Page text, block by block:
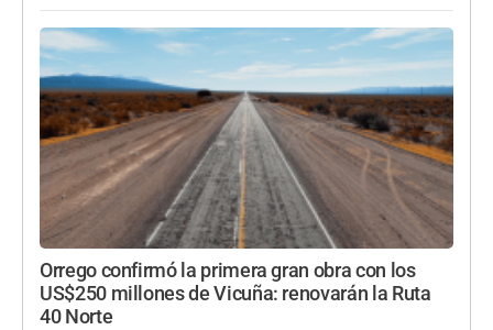
Orrego confirmó la primera gran obra con los
US$250 millones de Vicuña: renovarán la Ruta
40 Norte